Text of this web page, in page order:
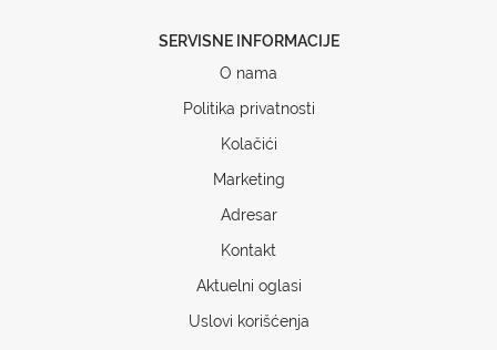
SERVISNE INFORMACIJE
O nama
Politika privatnosti
Kolačići
Marketing
Adresar
Kontakt
Aktuelni oglasi
Uslovi korišćenja